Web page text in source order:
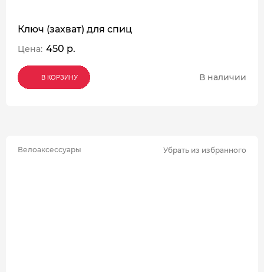
Ключ (захват) для спиц
Цена: 450 р.
В КОРЗИНУ
В КОРЗИНУ
В КОРЗИНУ В наличии
Велоаксессуары Убрать из избранного